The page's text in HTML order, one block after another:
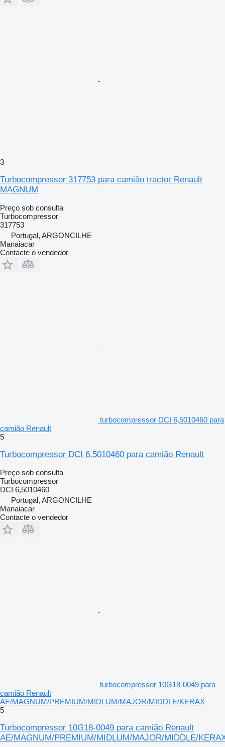
3
Turbocompressor 317753 para camião tractor Renault
MAGNUM
Preço sob consulta
Turbocompressor
317753
Portugal, ARGONCILHE
Manaiacar
Contacte o vendedor
turbocompressor DCI 6,5010460 para
camião Renault
5
Turbocompressor DCI 6,5010460 para camião Renault
Preço sob consulta
Turbocompressor
DCI 6,5010460
Portugal, ARGONCILHE
Manaiacar
Contacte o vendedor
turbocompressor 10G18-0049 para
camião Renault
AE/MAGNUM/PREMIUM/MIDLUM/MAJOR/MIDDLE/KERAX
5
Turbocompressor 10G18-0049 para camião Renault
AE/MAGNUM/PREMIUM/MIDLUM/MAJOR/MIDDLE/